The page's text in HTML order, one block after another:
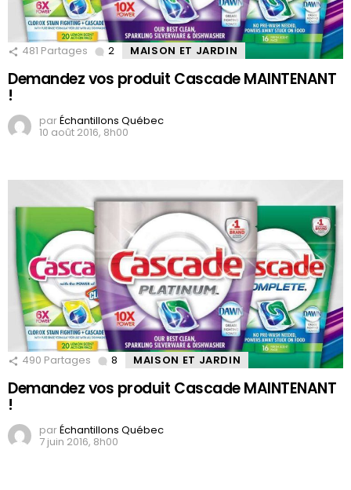
481 Partages 2 Comments
MAISON ET JARDIN
Demandez vos produit Cascade MAINTENANT
!
parÉchantillons Québec
10 août 2016, 8h00
490 Partages 8 Comments
MAISON ET JARDIN
Demandez vos produit Cascade MAINTENANT
!
parÉchantillons Québec
7 juin 2016, 8h00